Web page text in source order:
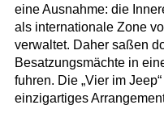
eine Ausnahme: die
als internationale Zone
verwaltet. Daher saßen
Besatzungsmächte in
fuhren. Die „Vier im
einzigartiges